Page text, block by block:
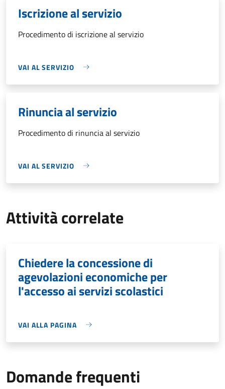
Iscrizione al servizio
Procedimento di iscrizione al servizio
VAI AL SERVIZIO
Rinuncia al servizio
Procedimento di rinuncia al servizio
VAI AL SERVIZIO
Attività correlate
Chiedere la concessione di
agevolazioni economiche per
l'accesso ai servizi scolastici
VAI ALLA PAGINA
Domande frequenti